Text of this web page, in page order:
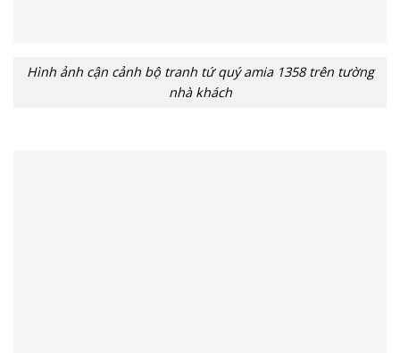
Hình ảnh cận cảnh bộ tranh tứ quý amia 1358 trên tường
nhà khách